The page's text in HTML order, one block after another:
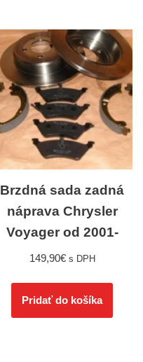
Brzdná sada zadná
náprava Chrysler
Voyager od 2001-
149,90€ s DPH
Pridať do košíka